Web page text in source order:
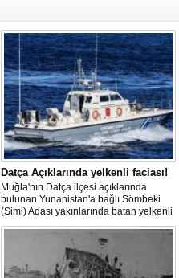
Datça Açıklarında yelkenli faciası!
Muğla'nın Datça ilçesi açıklarında
bulunan Yunanistan'a bağlı Sömbeki
(Simi) Adası yakınlarında batan yelkenli
teknedeki 9 kişiden 8'i sağ olarak
kurtarılırken, kaybolan 1 kişi için deniz
ve havadan geniş çaplı arama kurtarma
çalışması başlatıldı.